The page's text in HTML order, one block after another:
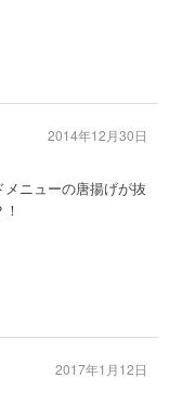
ニューの唐揚げが抜
2014年12月30日
2017年1月12日